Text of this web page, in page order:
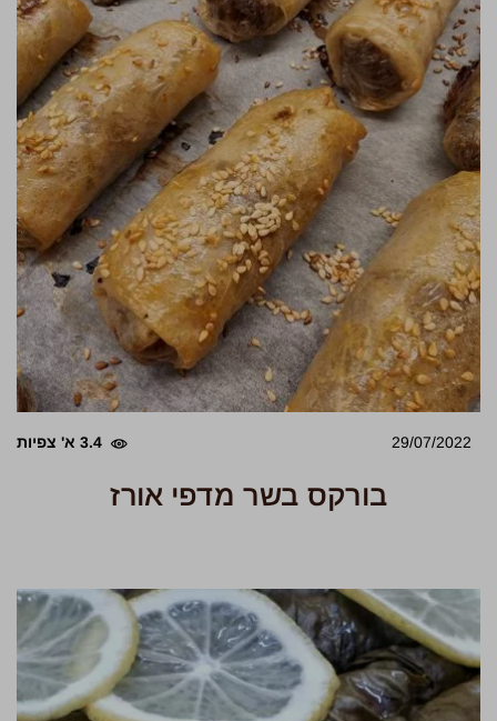
29/07/2022 3.4 א' צפיות
בורקס בשר מדפי אורז